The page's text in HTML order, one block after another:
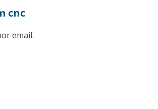
cnc
email.